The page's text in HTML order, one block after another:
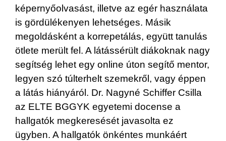
képernyőolvasást, illetve az egér használata
is gördülékenyen lehetséges. Másik
megoldásként a korrepetálás, együtt tanulás
ötlete merült fel. A látássérült diákoknak nagy
segítség lehet egy online úton segítő mentor,
legyen szó túlterhelt szemekről, vagy éppen
a látás hiányáról. Dr. Nagyné Schiffer Csilla
az ELTE BGGYK egyetemi docense a
hallgatók megkeresését javasolta ez
ügyben. A hallgatók önkéntes munkáért